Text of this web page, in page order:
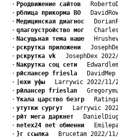
・ Pродвижение сайтов
・ pблица прикорма ВО
・ Mедицинская диагнос
・ qлагоустройство мог
・ Nасущьная тема наше
・ pскрутка приложени
・ pскрутка vk JosephDex
・ Nакрутка соц сети
・ pйслансер friesla DavidMep
・
|юхи уфы Larrywic 2022/11/
・ pйлансер frieslan
・ Yкала царство безгр
・ yтутки сургут Larrywic
・ pйт мега даркнет
・ netex24 net обменни
・ }г ссылка Brucetam 2022/